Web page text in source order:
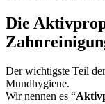
Die
Der wichtigste Teil
Mundhygiene.
Wir nennen es “